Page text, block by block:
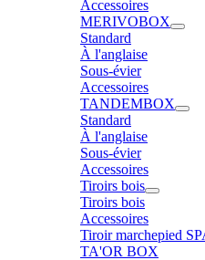
Accessoires
MERIVOBOX
Standard
À l'anglaise
Sous-évier
Accessoires
TANDEMBOX
Standard
À l'anglaise
Sous-évier
Accessoires
Tiroirs bois
Tiroirs bois
Accessoires
Tiroir marchepied
TA'OR BOX